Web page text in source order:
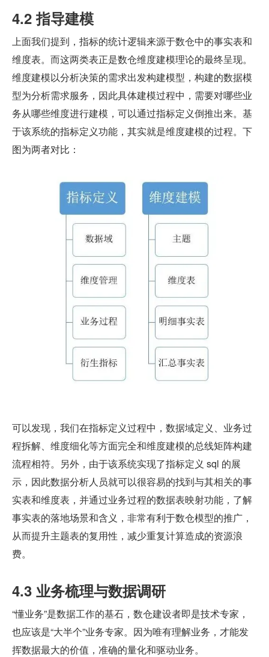
4.2 指导建模
上面我们提到，指标的统计逻辑来源于数仓中的事实表和
维度表。而这两类表正是数仓维度建模理论的最终呈现。
维度建模以分析决策的需求出发构建模型，构建的数据模
型为分析需求服务，因此具体建模过程中，需要对哪些业
务从哪些维度进行建模，可以通过指标定义倒推出来。基
于该系统的指标定义功能，其实就是维度建模的过程。下
图为两者对比：
可以发现，我们在指标定义过程中，数据域定义、业务过
程拆解、维度细化等方面完全和维度建模的总线矩阵构建
流程相符。另外，由于该系统实现了指标定义 sql 的展
示，因此数据分析人员就可以很容易的找到与其相关的事
实表和维度表，并通过业务过程的数据表映射功能，了解
事实表的落地场景和含义，非常有利于数仓模型的推广，
从而提升主题表的复用性，减少重复计算造成的资源浪
费。
4.3 业务梳理与数据调研
“懂业务”是数据工作的基石，数仓建设者即是技术专家，
也应该是“大半个”业务专家。因为唯有理解业务，才能发
挥数据最大的价值，准确的量化和驱动业务。